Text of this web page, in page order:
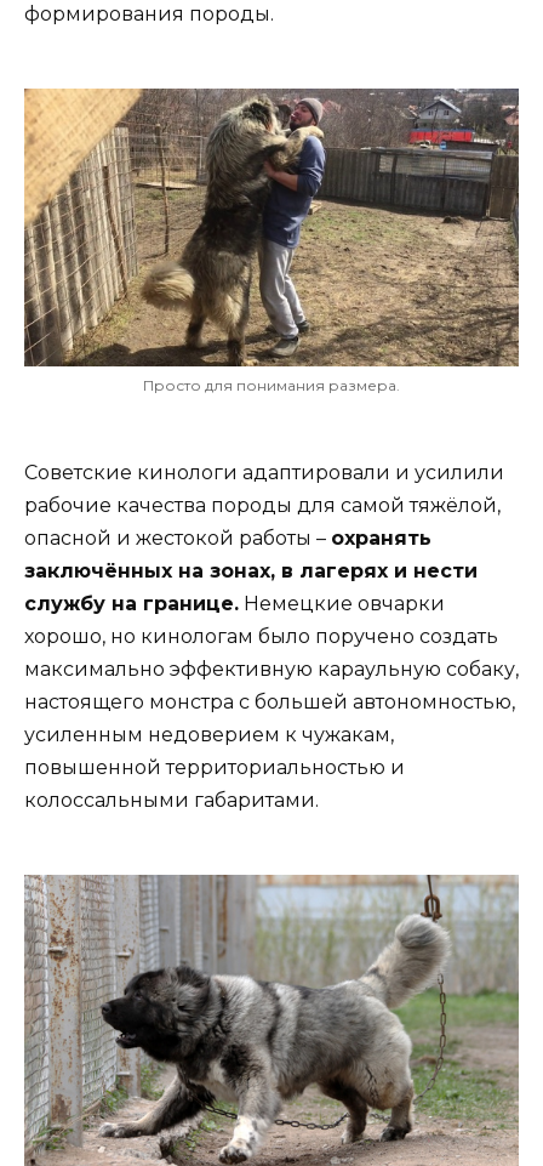
формирования породы.
Просто для понимания размера.
Советские кинологи адаптировали и усилили
рабочие качества породы для самой тяжёлой,
опасной и жестокой работы – охранять
заключённых на зонах, в лагерях и нести
службу на границе. Немецкие овчарки
хорошо, но кинологам было поручено создать
максимально эффективную караульную собаку,
настоящего монстра с большей автономностью,
усиленным недоверием к чужакам,
повышенной территориальностью и
колоссальными габаритами.